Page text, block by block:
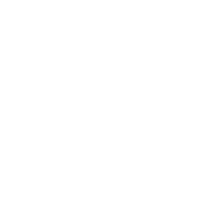
すい傾向があります。